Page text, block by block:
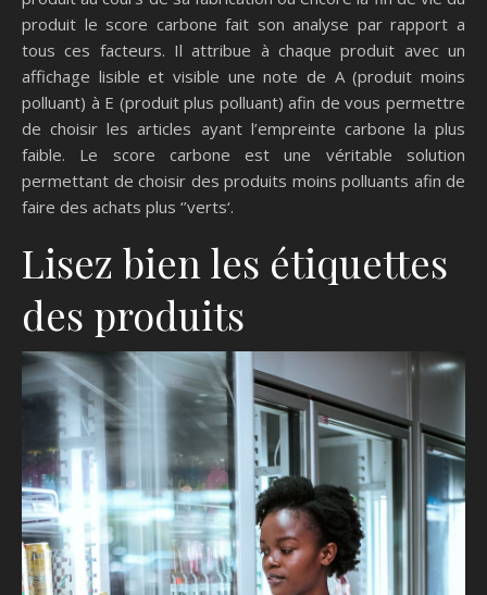
produit le score carbone fait son analyse par rapport a
tous ces facteurs. Il attribue à chaque produit avec un
affichage lisible et visible une note de A (produit moins
polluant) à E (produit plus polluant) afin de vous permettre
de choisir les articles ayant l’empreinte carbone la plus
faible. Le score carbone est une véritable solution
permettant de choisir des produits moins polluants afin de
faire des achats plus ‘’verts‘.
Lisez bien les étiquettes
des produits